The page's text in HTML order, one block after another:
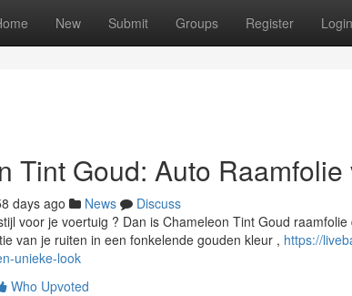
New Submit Groups Register Login
Tint Goud: Auto
days ago News
Discuss
voor je voertuig ? Dan is Chameleon Tint Goud
van je ruiten in een fonkelende gouden kleur , https://
unieke-look
Who Upvoted